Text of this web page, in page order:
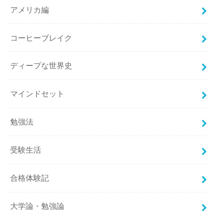
アメリカ編
コーヒーブレイク
ディープな世界史
マインドセット
勉強法
受験生活
合格体験記
大学論・勉強論